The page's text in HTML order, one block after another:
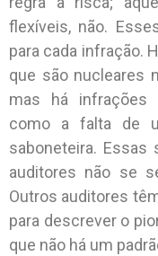
flexíveis, não.
para cada infração.
que são nucleares
mas há infrações
como a falta de
saboneteira. Essas
auditores não se
Outros auditores
para descrever o
que não há um